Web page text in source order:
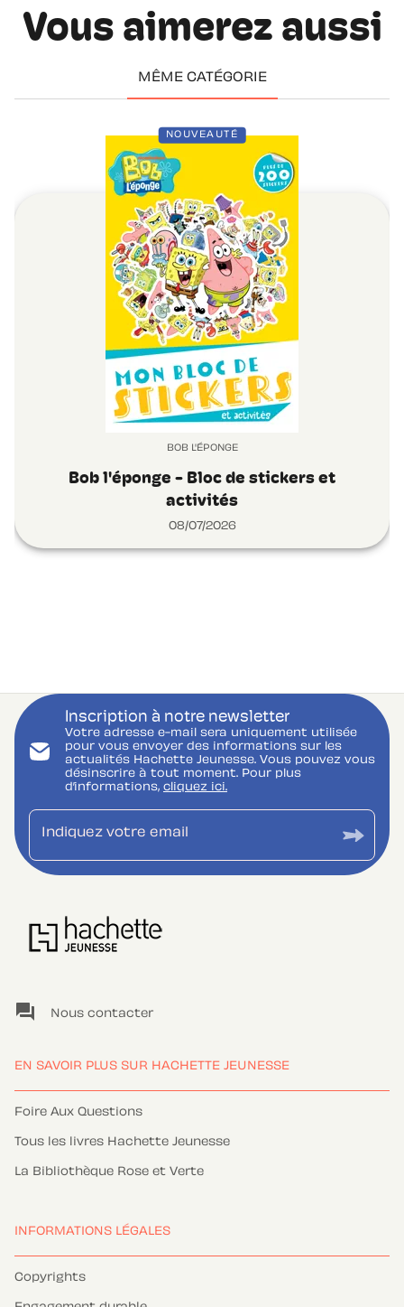
Vous aimerez aussi
MÊME CATÉGORIE
NOUVEAUTÉ
BOB L'ÉPONGE
Bob l'éponge - Bloc de stickers et
activités
08/07/2026
Inscription à notre newsletter
Votre adresse e-mail sera uniquement utilisée
pour vous envoyer des informations sur les
actualités Hachette Jeunesse. Vous pouvez vous
désinscrire à tout moment. Pour plus
d’informations, cliquez ici.
Indiquez votre email
question_answer Nous contacter
EN SAVOIR PLUS SUR HACHETTE JEUNESSE
Foire Aux Questions
Tous les livres Hachette Jeunesse
La Bibliothèque Rose et Verte
INFORMATIONS LÉGALES
Copyrights